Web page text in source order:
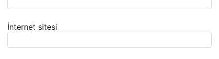
İnternet sitesi